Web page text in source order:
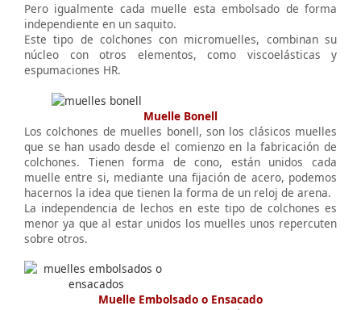
Pero igualmente cada muelle esta embolsado de forma
independiente en un saquito.
Este tipo de colchones con micromuelles, combinan su
núcleo con otros elementos, como viscoelásticas y
espumaciones HR.
Muelle Bonell
Los colchones de muelles bonell, son los clásicos muelles
que se han usado desde el comienzo en la fabricación de
colchones. Tienen forma de cono, están unidos cada
muelle entre si, mediante una fijación de acero, podemos
hacernos la idea que tienen la forma de un reloj de arena.
La independencia de lechos en este tipo de colchones es
menor ya que al estar unidos los muelles unos repercuten
sobre otros.
Muelle Embolsado o Ensacado